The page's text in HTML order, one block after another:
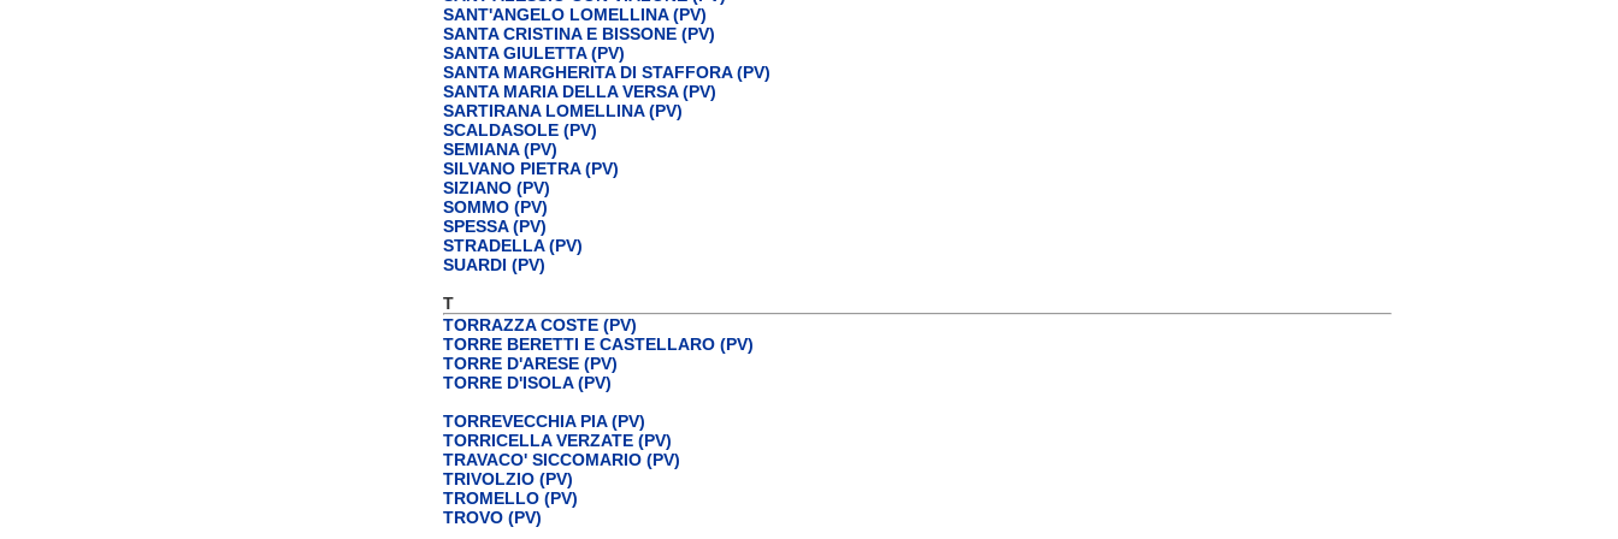
SANT'ANGELO LOMELLINA (PV)
SANTA CRISTINA E BISSONE (PV)
SANTA GIULETTA (PV)
SANTA MARGHERITA DI STAFFORA (PV)
SANTA MARIA DELLA VERSA (PV)
SARTIRANA LOMELLINA (PV)
SCALDASOLE (PV)
SEMIANA (PV)
SILVANO PIETRA (PV)
SIZIANO (PV)
SOMMO (PV)
SPESSA (PV)
STRADELLA (PV)
SUARDI (PV)
T
TORRAZZA COSTE (PV)
TORRE BERETTI E CASTELLARO (PV)
TORRE D'ARESE (PV)
TORRE D'ISOLA (PV)
TORREVECCHIA PIA (PV)
TORRICELLA VERZATE (PV)
TRAVACO' SICCOMARIO (PV)
TRIVOLZIO (PV)
TROMELLO (PV)
TROVO (PV)